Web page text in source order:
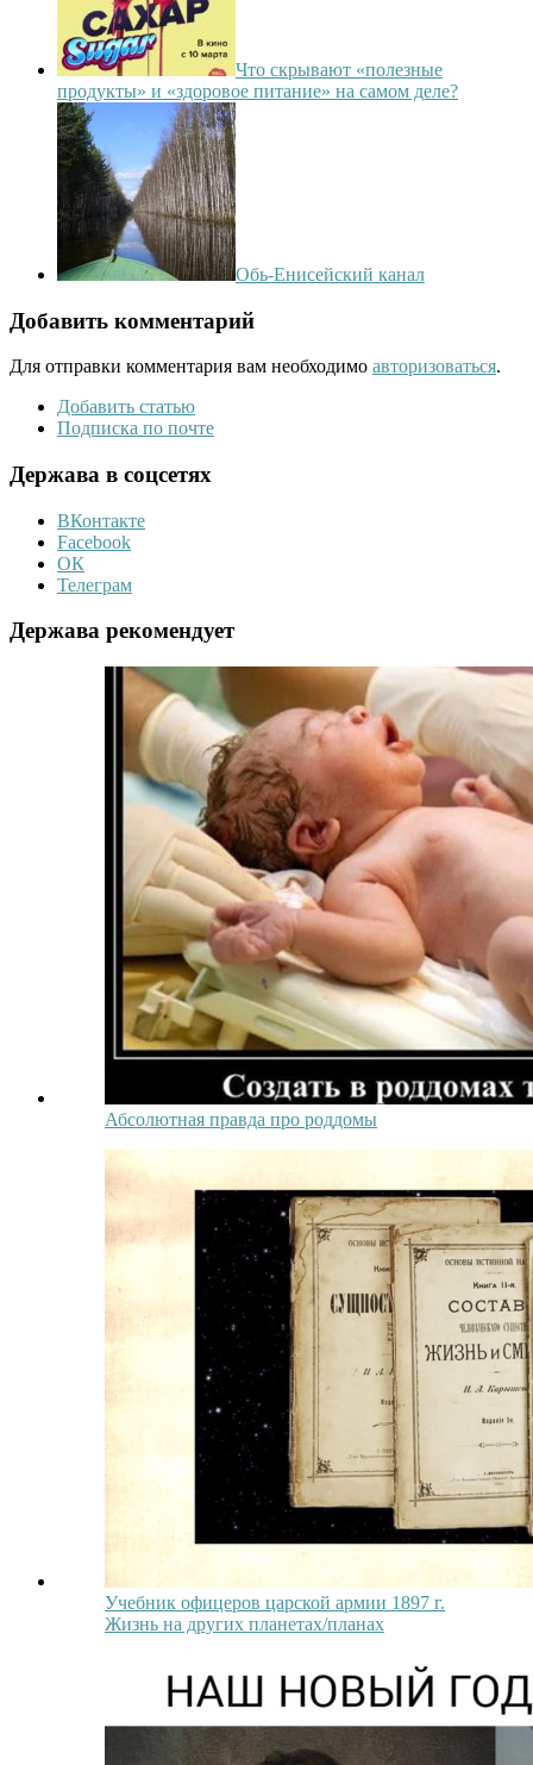
Что скрывают «полезные
продукты» и «здоровое питание» на самом деле?
Обь-Енисейский канал
Добавить комментарий
Для отправки комментария вам необходимо авторизоваться.
Добавить статью
Подписка по почте
Держава в соцсетях
ВКонтакте
Facebook
ОК
Телеграм
Держава рекомендует
Абсолютная правда про роддомы
Учебник офицеров царской армии 1897 г.
Жизнь на других планетах/планах